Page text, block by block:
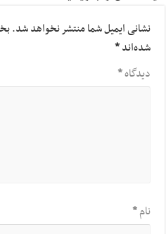
نشانی ایمیل شما منتشر نخواهد شد.
شده‌اند*
دیدگاه*
نام*